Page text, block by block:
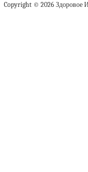
Copyright © 2026 Здоровое